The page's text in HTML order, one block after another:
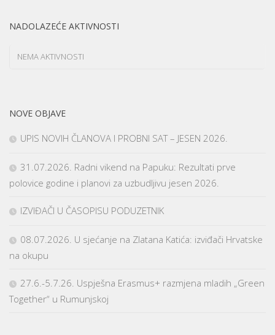
NADOLAZEĆE AKTIVNOSTI
NEMA AKTIVNOSTI
NOVE OBJAVE
UPIS NOVIH ČLANOVA I PROBNI SAT – JESEN 2026.
31.07.2026. Radni vikend na Papuku: Rezultati prve
polovice godine i planovi za uzbudljivu jesen 2026.
IZVIĐAČI U ČASOPISU PODUZETNIK
08.07.2026. U sjećanje na Zlatana Katića: izviđači Hrvatske
na okupu
27.6.-5.7.26. Uspješna Erasmus+ razmjena mladih „Green
Together“ u Rumunjskoj